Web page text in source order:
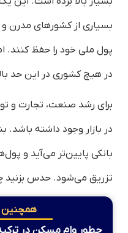
بسیاری از کشورهای مدرن
پول ملی خود را حفظ کنند.
در هیچ کشوری در این حد
برای رشد صنعت، تجارت و
در بازار وجود داشته باشد.
بانکی پایین‌تر می‌آید و
تزریق می‌شود. حدس بزنید
همچنین